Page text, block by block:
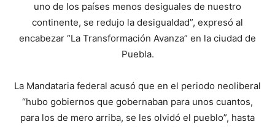
uno de los países menos desiguales de nuestro
continente, se redujo la desigualdad”, expresó al
encabezar “La Transformación Avanza” en la ciudad de
Puebla.
La Mandataria federal acusó que en el periodo neoliberal
“hubo gobiernos que gobernaban para unos cuantos,
para los de mero arriba, se les olvidó el pueblo”, hasta